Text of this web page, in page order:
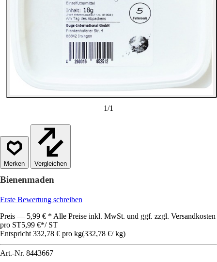
1/1
Vergleichen
Bienenmaden
Erste Bewertung schreiben
Preis — 5,99 € * Alle Preise inkl. MwSt. und ggf. zzgl. Versandkosten
pro ST5,99 €*/ ST
Entspricht 332,78 € pro kg(332,78 €/ kg)
Art.-Nr. 8443667